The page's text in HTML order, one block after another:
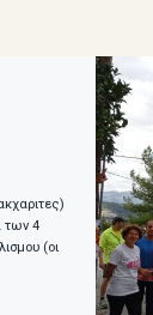
των 4
(οι